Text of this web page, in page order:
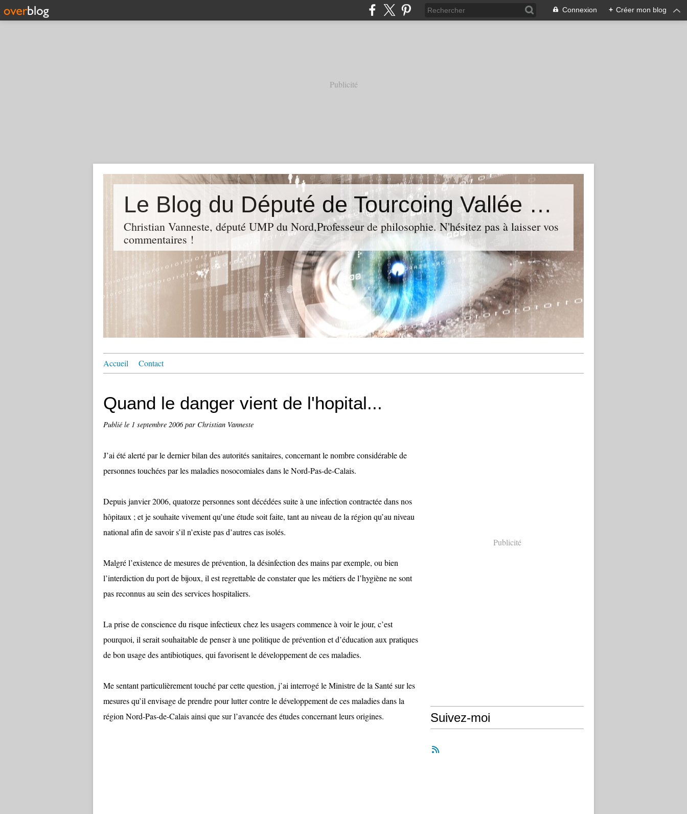
Connexion + Créer mon blog
Publicité
Le Blog du Député de Tourcoing Vallée de La Lys
Christian Vanneste, député UMP du Nord,Professeur de philosophie. N'hésitez pas à laisser vos
commentaires !
Accueil Contact
Quand le danger vient de l'hopital...
Publié le 1 septembre 2006par Christian Vanneste
J’ai été alerté par le dernier bilan des autorités sanitaires, concernant le nombre considérable de
personnes touchées par les maladies nosocomiales dans le Nord-Pas-de-Calais.
Depuis janvier 2006, quatorze personnes sont décédées suite à une infection contractée dans nos
hôpitaux ; et je souhaite vivement qu’une étude soit faite, tant au niveau de la région qu’au niveau
national afin de savoir s’il n’existe pas d’autres cas isolés.
Malgré l’existence de mesures de prévention, la désinfection des mains par exemple, ou bien
l’interdiction du port de bijoux, il est regrettable de constater que les métiers de l’hygiène ne sont
pas reconnus au sein des services hospitaliers.
La prise de conscience du risque infectieux chez les usagers commence à voir le jour, c’est
pourquoi, il serait souhaitable de penser à une politique de prévention et d’éducation aux pratiques
de bon usage des antibiotiques, qui favorisent le développement de ces maladies.
Me sentant particulièrement touché par cette question, j’ai interrogé le Ministre de la Santé sur les
mesures qu’il envisage de prendre pour lutter contre le développement de ces maladies dans la
région Nord-Pas-de-Calais ainsi que sur l’avancée des études concernant leurs origines.
Publicité
Suivez-moi